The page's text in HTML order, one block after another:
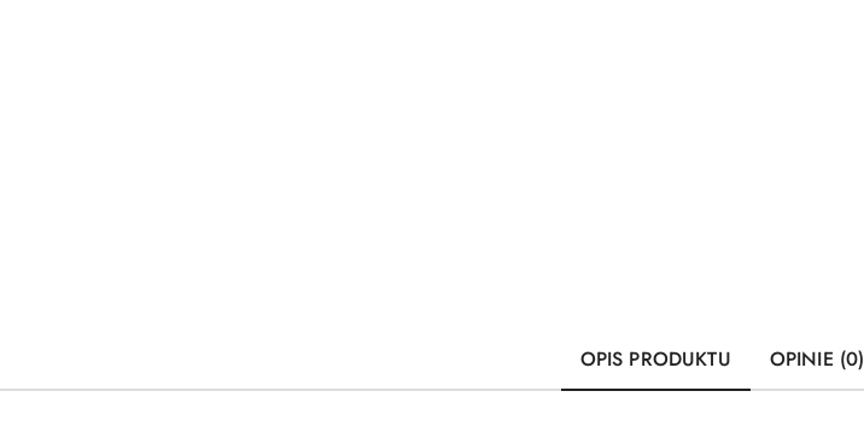
OPIS PRODUKTU OPINIE (0)